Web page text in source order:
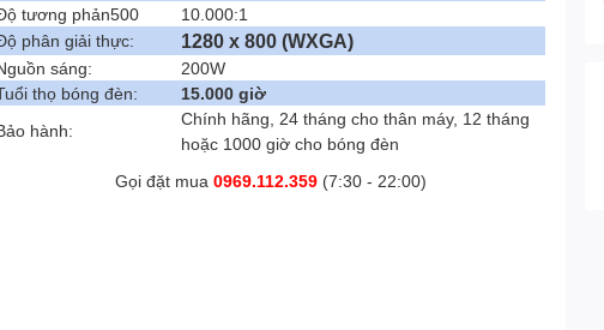
tương phản500
10.000:1
phân giải thực:
1280 x 800 (WXGA)
sáng:
200W
thọ bóng đèn:
15.000 giờ
hành:
Chính hãng, 24 tháng cho thân máy, 12 tháng
hoặc 1000 giờ cho bóng đèn
Gọi đặt mua0969.112.359 (7:30 - 22:00)